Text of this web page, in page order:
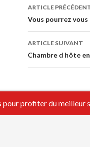
des
articles
ARTICLE
Vous pourrez
ARTICLE SUIVANT
Chambre d hôte
pour profiter du meilleur